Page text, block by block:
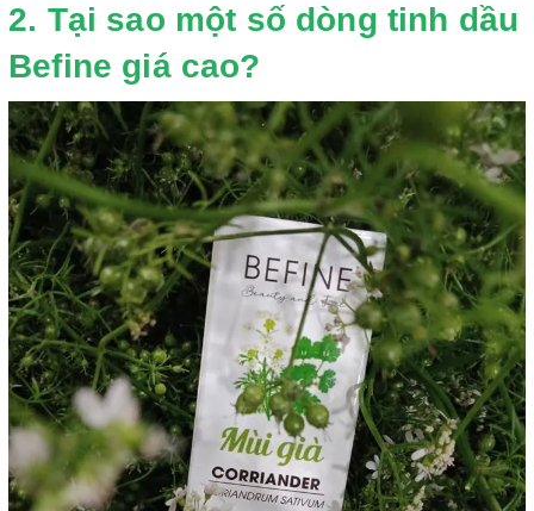
2. Tại sao một số dòng tinh dầu
Befine giá cao?